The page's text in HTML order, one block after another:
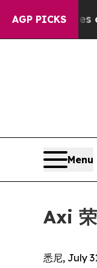
AGP PICKS
on
Menu
Axi
悉尼, July